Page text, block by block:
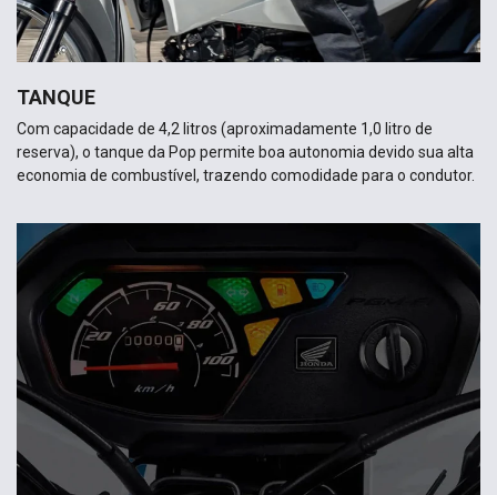
TANQUE
Com capacidade de 4,2 litros (aproximadamente 1,0 litro de
reserva), o tanque da Pop permite boa autonomia devido sua alta
economia de combustível, trazendo comodidade para o condutor.